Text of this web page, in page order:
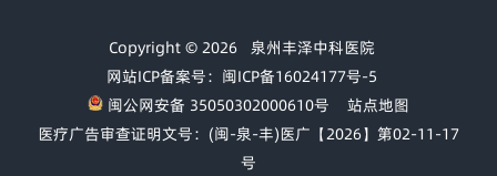
Copyright © 2026 泉州丰泽中科医院
网站ICP备案号：闽ICP备16024177号-5
闽公网安备 35050302000610号
站点地图
医疗广告审查证明文号：(闽-泉-丰)医广【2026】第02-11-17
号